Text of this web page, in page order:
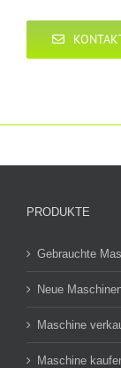
PRODUKTE
Gebrauchte
Neue
Maschine
Maschine